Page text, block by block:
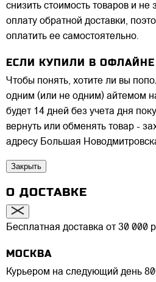
снизить стоимость товаров и
оплату обратной доставки,
оплатить ее самостоятельно.
ЕСЛИ КУПИЛИ В ОФЛАЙНЕ
Чтобы понять, хотите ли вы
одним (или не одним) айтемом
будет 14 дней без учета дня
вернуть или обменять товар -
адресу Большая
Закрыть
О ДОСТАВКЕ
Бесплатная доставка от 30 000
МОСКВА
Курьером на следующий день